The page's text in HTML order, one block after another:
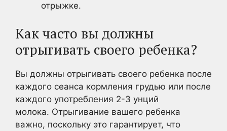
отрыжке.
Как часто вы должны
отрыгивать своего ребенка?
Вы должны отрыгивать своего ребенка после
каждого сеанса кормления грудью или после
каждого употребления 2-3 унций
молока. Отрыгивание вашего ребенка
важно, поскольку это гарантирует, что